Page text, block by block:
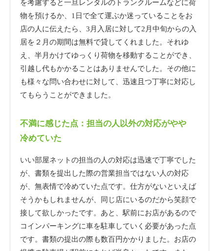
を考慮すると一旦レンタルのトランクルームなどに荷
物を預けるか、1日で全て運ぶか迷っていることをお
店の人に伝えたら、3月入居に対して2月中旬からの入
居を２月の期間は無料で貸してくれました。それゆ
え、半月かけてゆっくり荷物を移動することができ、
引越し代もかかることはありませんでした。その他に
も様々な問い合わせに対して、迅速且つ丁寧に対応し
てもらうことができました。
不満に感じた点：担当の人以外の対応がやや
冷めていた
いい部屋ネットの担当の人の対応は迅速で丁寧でした
が、書類を提出した際の営業担当ではない人の対応
が、無表情で冷めていた点です。仕方がないといえば
そうかもしれませんが、同じ店にいるのだから笑顔で
接して欲しかったです。あと、駅前にお店があるので
コインパーキングに車を駐車していく必要があった点
です。書類の提出の際も数百円かかりました。お店の